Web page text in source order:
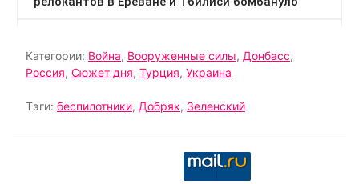
Категории: Война, Вооруженные силы, Донбасс,
Россия, Сюжет дня, Турция, Украина
Тэги: беспилотники, Добряк, Зеленский